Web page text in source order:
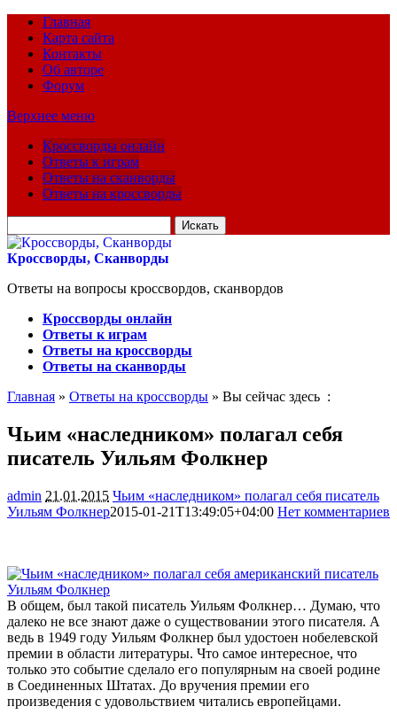
Главная
Карта сайта
Контакты
Об авторе
Форум
Верхнее меню
Кроссворды онлайн
Ответы к играм
Ответы на сканворды
Ответы на кроссворды
для:
Кроссворды, Сканворды
Ответы на вопросы кроссвордов, сканвордов
Кроссворды онлайн
Ответы к играм
Ответы на кроссворды
Ответы на сканворды
Главная » Ответы на кроссворды » Вы сейчас здесь :
Чьим «наследником» полагал себя
писатель Уильям Фолкнер
admin 21.01.2015 Чьим «наследником» полагал себя писатель
Уильям Фолкнер2015-01-21T13:49:05+04:00 Нет комментариев
В общем, был такой писатель Уильям Фолкнер… Думаю, что
далеко не все знают даже о существовании этого писателя. А
ведь в 1949 году Уильям Фолкнер был удостоен нобелевской
премии в области литературы. Что самое интересное, что
только это событие сделало его популярным на своей родине
в Соединенных Штатах. До вручения премии его
произведения с удовольствием читались европейцами.